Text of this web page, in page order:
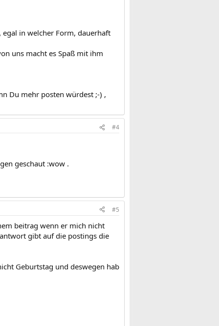
egal in welcher Form, dauerhaft
uns macht es Spaß mit ihm
Du mehr posten würdest ;-) ,
#4
geschaut :wow .
#5
beitrag wenn er mich nicht
gibt auf die postings die
Geburtstag und deswegen hab